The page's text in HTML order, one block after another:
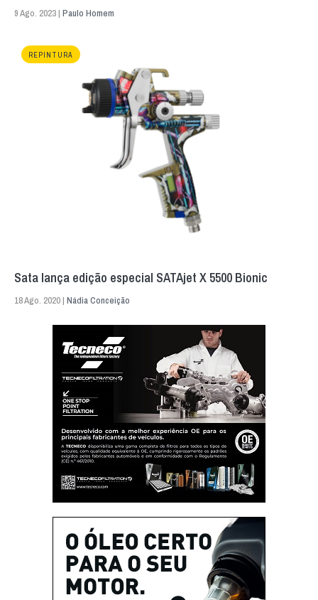
9 Ago. 2023 | Paulo Homem
REPINTURA
Sata lança edição especial SATAjet X 5500 Bionic
18 Ago. 2020 | Nádia Conceição